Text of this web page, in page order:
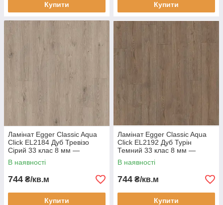
Купити Купити
Ламінат Egger Classic Aqua
Click EL2184 Дуб Тревізо
Сірий 33 клас 8 мм —
вологостійкий ламінат 24
години, фаска 4V
В наявності
744 ₴/кв.м
Купити
Ламінат Egger Classic Aqua
Click EL2192 Дуб Турін
Темний 33 клас 8 мм —
вологостійкий ламінат 24
години, фаска 4V
В наявності
744 ₴/кв.м
Купити